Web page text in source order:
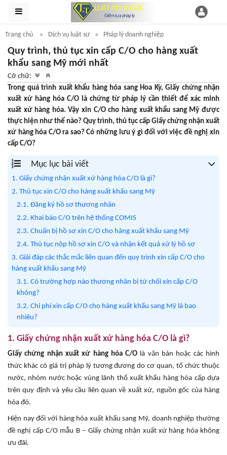
Trang chủ Dịch vụ luật sư Pháp lý doanh nghiệp
Quy trình, thủ tục xin cấp C/O cho hàng xuất
khẩu sang Mỹ mới nhất
Cỡ chữ:
Trong quá trình xuất khẩu hàng hóa sang Hoa Kỳ, Giấy chứng nhận
xuất xứ hàng hóa C/O là chứng từ pháp lý cần thiết để xác minh
xuất xứ hàng hóa. Vậy xin C/O cho hàng xuất khẩu sang Mỹ được
thực hiện như thế nào? Quy trình, thủ tục cấp Giấy chứng nhận xuất
xứ hàng hóa C/O ra sao? Có những lưu ý gì đối với việc đề nghị xin
cấp C/O?
Mục lục bài viết
1. Giấy chứng nhận xuất xứ hàng hóa C/O là gì?
2. Thủ tục xin C/O cho hàng xuất khẩu sang Mỹ
2.1. Đăng ký hồ sơ thương nhân
2.2. Khai báo C/O trên hệ thống COMIS
2.3. Chuẩn bị hồ sơ xin C/O cho hàng xuất khẩu sang Mỹ
2.4. Thủ tục nộp hồ sơ xin C/O và nhận kết quả xử lý hồ sơ
3. Giải đáp các thắc mắc liên quan đến quy trình xin cấp C/O cho
hàng xuất khẩu sang Mỹ
3.1. Có trường hợp nào thương nhân bị từ chối xin cấp C/O
không?
3.2. Chi phí xin cấp C/O cho hàng xuất khẩu sang Mỹ là bao
nhiêu?
1. Giấy chứng nhận xuất xứ hàng hóa C/O là gì?
Giấy chứng nhận xuất xứ hàng hóa C/O là văn bản hoặc các hình
thức khác có giá trị pháp lý tương đương do cơ quan, tổ chức thuộc
nước, nhóm nước hoặc vùng lãnh thổ xuất khẩu hàng hóa cấp dựa
trên quy định và yêu cầu liên quan về xuất xứ, nguồn gốc của hàng
hóa đó.
Hiện nay đối với hàng hóa xuất khẩu sang Mỹ, doanh nghiệp thường
đề nghị cấp C/O mẫu B – Giấy chứng nhận xuất xứ hàng hóa không
ưu đãi.